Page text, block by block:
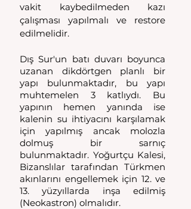
vakit kaybedilmeden kazı
çalışması yapılmalı ve restore
edilmelidir.
Dış Sur'un batı duvarı boyunca
uzanan dikdörtgen planlı bir
yapı bulunmaktadır, bu yapı
muhtemelen 3 katlıydı. Bu
yapının hemen yanında ise
kalenin su ihtiyacını karşılamak
için yapılmış ancak molozla
dolmuş bir sarnıç
bulunmaktadır. Yoğurtçu Kalesi,
Bizanslılar tarafından Türkmen
akınlarını engellemek için 12. ve
13. yüzyıllarda inşa edilmiş
(Neokastron) olmalıdır.